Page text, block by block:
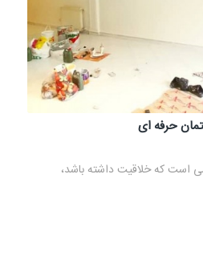
حرفه ای
است که خلاقیت داشته باشد،